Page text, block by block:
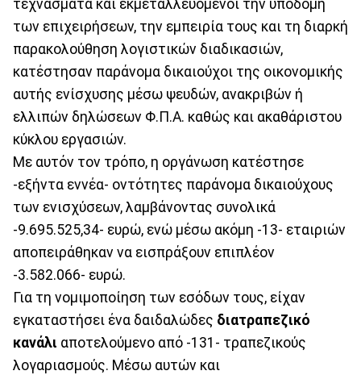
τεχνάσματα και εκμεταλλευόμενοι την υποδομή
των επιχειρήσεων, την εμπειρία τους και τη διαρκή
παρακολούθηση λογιστικών διαδικασιών,
κατέστησαν παράνομα δικαιούχοι της οικονομικής
αυτής ενίσχυσης μέσω ψευδών, ανακριβών ή
ελλιπών δηλώσεων Φ.Π.Α. καθώς και ακαθάριστου
κύκλου εργασιών.
Με αυτόν τον τρόπο, η οργάνωση κατέστησε
-εξήντα εννέα- οντότητες παράνομα δικαιούχους
των ενισχύσεων, λαμβάνοντας συνολικά
-9.695.525,34- ευρώ, ενώ μέσω ακόμη -13- εταιριών
αποπειράθηκαν να εισπράξουν επιπλέον
-3.582.066- ευρώ.
Για τη νομιμοποίηση των εσόδων τους, είχαν
εγκαταστήσει ένα δαιδαλώδες διατραπεζικό
κανάλι αποτελούμενο από -131- τραπεζικούς
λογαριασμούς. Μέσω αυτών και